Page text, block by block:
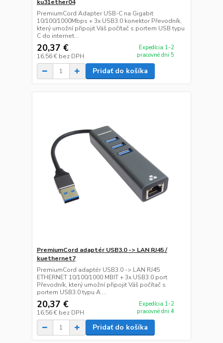
ku31ether04
PremiumCord Adapter USB-C na Gigabit
10/100/1000Mbps + 3x USB3.0 konektor Převodník,
který umožní připojit Váš počítač s portem USB typu
C do internet...
20,37 €
16,56 € bez DPH
Expedícia 1-2
pracovné dni 5
Pridať do košíka
PremiumCord adaptér USB3.0 -> LAN RJ45 /
kuethernet7
PremiumCord adaptér USB3.0 -> LAN RJ45
ETHERNET 10/100/1000 MBIT + 3x USB3.0 port
Převodník, který umožní připojit Váš počítač s
portem USB3.0 typu A ...
20,37 €
16,56 € bez DPH
Expedícia 1-2
pracovné dni 4
Pridať do košíka